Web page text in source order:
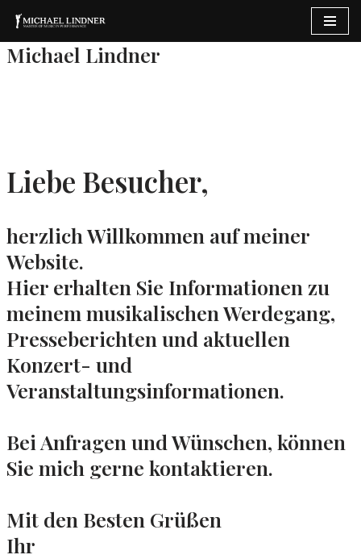
Zum
Inhalt
Michael Lindner
Liebe Besucher,
herzlich Willkommen auf meiner
Website.
Hier erhalten Sie Informationen zu
meinem musikalischen Werdegang,
Presseberichten und aktuellen
Konzert- und
Veranstaltungsinformationen.
Bei Anfragen und Wünschen, können
Sie mich gerne kontaktieren.
Mit den Besten Grüßen
Ihr